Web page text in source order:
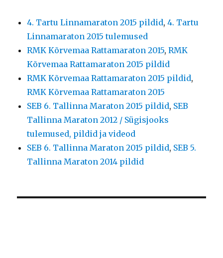
4. Tartu Linnamaraton 2015 pildid,4. Tartu
Linnamaraton 2015 tulemused
RMK Kõrvemaa Rattamaraton 2015,RMK
Kõrvemaa Rattamaraton 2015 pildid
RMK Kõrvemaa Rattamaraton 2015 pildid,
RMK Kõrvemaa Rattamaraton 2015
SEB 6. Tallinna Maraton 2015 pildid, SEB
Tallinna Maraton 2012 / Sügisjooks
tulemused, pildid ja videod
SEB 6. Tallinna Maraton 2015 pildid, SEB 5.
Tallinna Maraton 2014 pildid